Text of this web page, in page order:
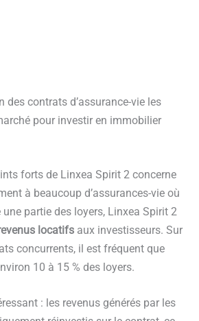
des contrats d’assurance-vie les
pour investir en immobilier
forts de Linxea Spirit 2 concerne
à beaucoup d’assurances-vie où
une partie des loyers, Linxea Spirit 2
locatifsaux investisseurs. Sur
concurrents, il est fréquent que
10 à 15 % des loyers.
: les revenus générés par les